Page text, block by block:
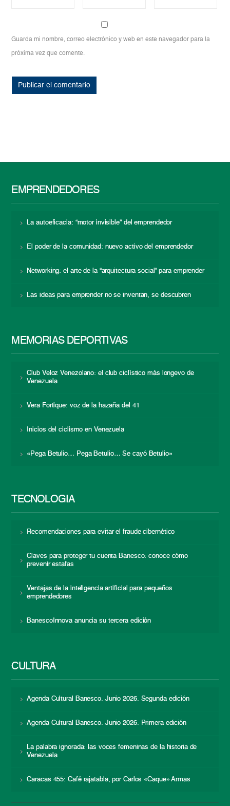
Guarda mi nombre, correo electrónico y web en este navegador para la
próxima vez que comente.
EMPRENDEDORES
La autoeficacia: “motor invisible” del emprendedor
El poder de la comunidad: nuevo activo del emprendedor
Networking: el arte de la “arquitectura social” para emprender
Las ideas para emprender no se inventan, se descubren
MEMORIAS DEPORTIVAS
Club Veloz Venezolano: el club ciclístico más longevo de
Venezuela
Vera Fortique: voz de la hazaña del 41
Inicios del ciclismo en Venezuela
«Pega Betulio… Pega Betulio… Se cayó Betulio»
TECNOLOGÍA
Recomendaciones para evitar el fraude cibernético
Claves para proteger tu cuenta Banesco: conoce cómo
prevenir estafas
Ventajas de la inteligencia artificial para pequeños
emprendedores
BanescoInnova anuncia su tercera edición
CULTURA
Agenda Cultural Banesco. Junio 2026. Segunda edición
Agenda Cultural Banesco. Junio 2026. Primera edición
La palabra ignorada: las voces femeninas de la historia de
Venezuela
Caracas 455: Café rajatabla, por Carlos «Caque» Armas